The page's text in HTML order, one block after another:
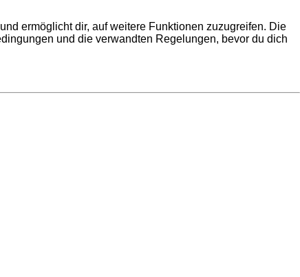
ermöglicht dir, auf weitere Funktionen zuzugreifen. Die
und die verwandten Regelungen, bevor du dich